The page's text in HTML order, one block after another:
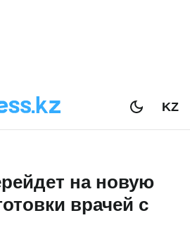
KZ
на новую
врачей с